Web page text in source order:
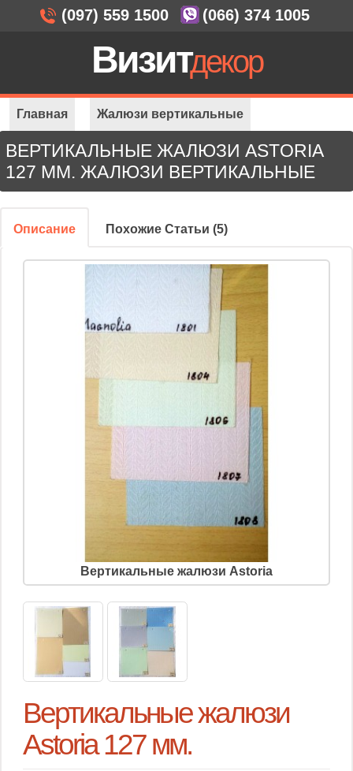
ВЕРТИКАЛЬНЫЕ ЖАЛЮЗИ ASTORIA
127 ММ. ЖАЛЮЗИ ВЕРТИКАЛЬНЫЕ
Описание Похожие Статьи (5)
Вертикальные жалюзи Astoria
Вертикальные жалюзи
Astoria 127 мм.
Главная Жалюзи вертикальные
Жалюзи Astoria 127
(097) 559 1500 (066) 374 1005
Визитдекор